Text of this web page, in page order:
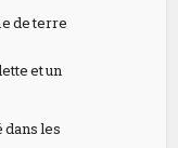
de terre
et un
dans les